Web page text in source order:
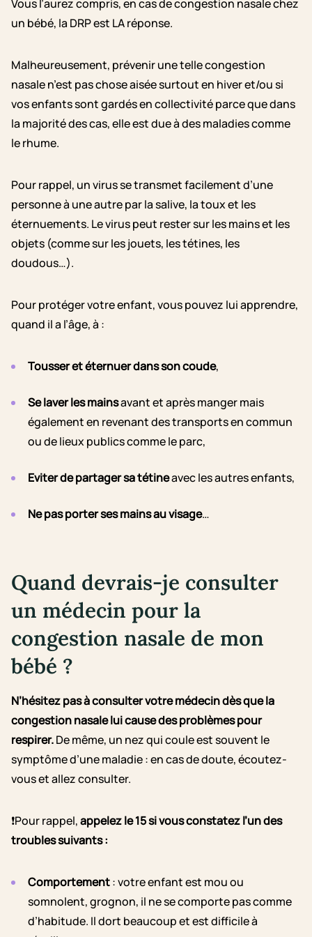
Vous l’aurez compris, en cas de congestion nasale chez
un bébé, la DRP est LA réponse.
Malheureusement, prévenir une telle congestion
nasale n’est pas chose aisée surtout en hiver et/ou si
vos enfants sont gardés en collectivité parce que dans
la majorité des cas, elle est due à des maladies comme
le rhume.
Pour rappel, un virus se transmet facilement d’une
personne à une autre par la salive, la toux et les
éternuements. Le virus peut rester sur les mains et les
objets (comme sur les jouets, les tétines, les
doudous…).
Pour protéger votre enfant, vous pouvez lui apprendre,
quand il a l’âge, à :
Tousser et éternuerdans son coude,
Se laver les mainsavant et après manger mais
également en revenant des transports en commun
ou de lieux publics comme le parc,
Eviter de partager sa tétineavec les autres enfants,
Ne pas porter ses mains au visage…
Quand devrais-je consulter
un médecin pour la
congestion nasale de mon
bébé ?
N’hésitez pas à consulter votre médecin dès que la
congestion nasale lui cause des problèmes pour
respirer.De même, un nez qui coule est souvent le
symptôme d’une maladie : en cas de doute, écoutez-
vous et allez consulter.
❗Pour rappel,appelez le 15 si vous constatez l’un des
troubles suivants :
Comportement: votre enfant est mou ou
somnolent, grognon, il ne se comporte pas comme
d’habitude. Il dort beaucoup et est difficile à